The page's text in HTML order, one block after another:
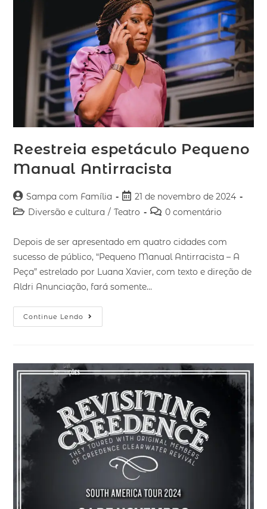
Reestreia espetáculo Pequeno
Manual Antirracista
Sampa com Família
21 de novembro de 2024
Diversão e cultura / Teatro 0 comentário
Depois de ser apresentado em quatro cidades com
sucesso de público, “Pequeno Manual Antirracista – A
Peça” estrelado por Luana Xavier, com texto e direção de
Aldri Anunciação, fará somente…
Continue Lendo